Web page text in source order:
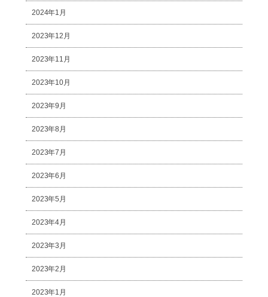
2024年1月
2023年12月
2023年11月
2023年10月
2023年9月
2023年8月
2023年7月
2023年6月
2023年5月
2023年4月
2023年3月
2023年2月
2023年1月